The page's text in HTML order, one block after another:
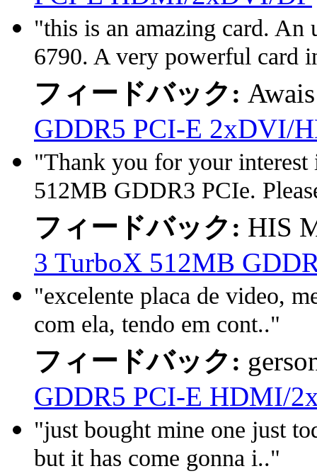
"this is an amazing card.
6790. A very powerful card
フィードバック:
GDDR5 PCI-E 2xDVI/
"Thank you for your
512MB GDDR3 PCIe.
フィードバック: HIS
3 TurboX 512MB
"excelente placa de video,
com ela, tendo em cont.."
フィードバック:
GDDR5 PCI-E HDMI/
"just bought mine one just
but it has come gonna i.."